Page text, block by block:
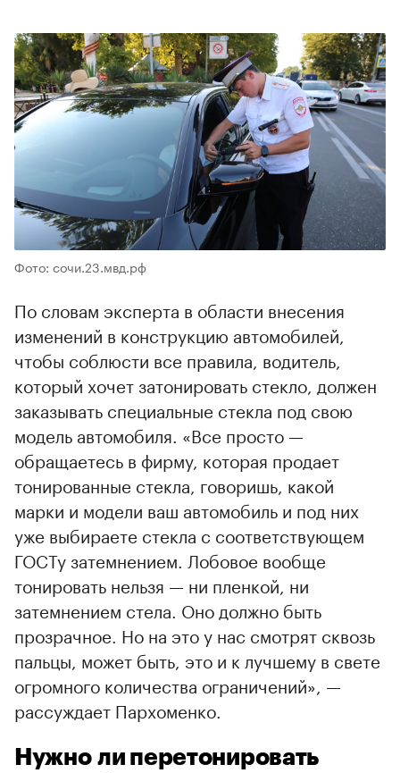
Фото: сочи.23.мвд.рф
По словам эксперта в области внесения
изменений в конструкцию автомобилей,
чтобы соблюсти все правила, водитель,
который хочет затонировать стекло, должен
заказывать специальные стекла под свою
модель автомобиля. «Все просто —
обращаетесь в фирму, которая продает
тонированные стекла, говоришь, какой
марки и модели ваш автомобиль и под них
уже выбираете стекла с соответствующем
ГОСТу затемнением. Лобовое вообще
тонировать нельзя — ни пленкой, ни
затемнением стела. Оно должно быть
прозрачное. Но на это у нас смотрят сквозь
пальцы, может быть, это и к лучшему в свете
огромного количества ограничений», —
рассуждает Пархоменко.
Нужно ли перетонировать